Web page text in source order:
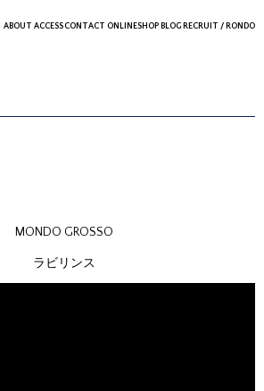
ABOUT ACCESSCONTACT ONLINESHOP BLOG RECRUIT / RONDO
MONDO GROSSO
ラビリンス